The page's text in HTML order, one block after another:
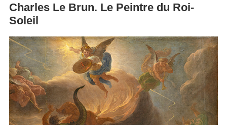
Charles Le Brun. Le Peintre du Roi-
Soleil